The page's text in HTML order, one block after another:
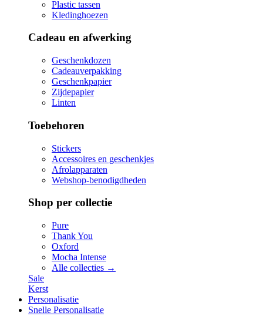
Plastic tassen
Kledinghoezen
Cadeau en afwerking
Geschenkdozen
Cadeauverpakking
Geschenkpapier
Zijdepapier
Linten
Toebehoren
Stickers
Accessoires en geschenkjes
Afrolapparaten
Webshop-benodigdheden
Shop per collectie
Pure
Thank You
Oxford
Mocha Intense
Alle collecties →
Sale
Kerst
Personalisatie
Snelle Personalisatie